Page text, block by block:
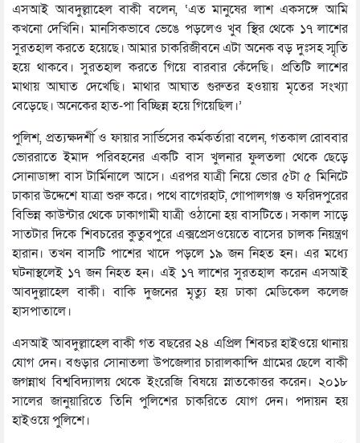
এসআই আবদুল্লাহেল বাকী বলেন, ‘এত মানুষের লাশ একসঙ্গে আমি
কখনো দেখিনি। মানসিকভাবে ভেঙে পড়লেও খুব স্থির থেকে ১৭ লাশের
সুরতহাল করতে হয়েছে। আমার চাকরিজীবনে এটা অনেক বড় দুঃসহ স্মৃতি
হয়ে থাকবে। সুরতহাল করতে গিয়ে বারবার কেঁদেছি। প্রতিটি লাশের
মাথায় আঘাত দেখেছি। মাথার আঘাত গুরুতর হওয়ায় মৃতের সংখ্যা
বেড়েছে। অনেকের হাত-পা বিচ্ছিন্ন হয়ে গিয়েছিল।’
পুলিশ, প্রত্যক্ষদর্শী ও ফায়ার সার্ভিসের কর্মকর্তারা বলেন, গতকাল রোববার
ভোররাতে ইমাদ পরিবহনের একটি বাস খুলনার ফুলতলা থেকে ছেড়ে
সোনাডাঙ্গা বাস টার্মিনালে আসে। এরপর যাত্রী নিয়ে ভোর ৫টা ৫ মিনিটে
ঢাকার উদ্দেশে যাত্রা শুরু করে। পথে বাগেরহাট, গোপালগঞ্জ ও ফরিদপুরের
বিভিন্ন কাউন্টার থেকে ঢাকাগামী যাত্রী ওঠানো হয় বাসটিতে। সকাল সাড়ে
সাতটার দিকে শিবচরের কুতুবপুরে এক্সপ্রেসওয়েতে বাসের চালক নিয়ন্ত্রণ
হারান। তখন বাসটি পাশের খাদে পড়লে ১৯ জন নিহত হন। এর মধ্যে
ঘটনাস্থলেই ১৭ জন নিহত হন। এই ১৭ লাশের সুরতহাল করেন এসআই
আবদুল্লাহেল বাকী। বাকি দুজনের মৃত্যু হয় ঢাকা মেডিকেল কলেজ
হাসপাতালে।
এসআই আবদুল্লাহেল বাকী গত বছরের ২৪ এপ্রিল শিবচর হাইওয়ে থানায়
যোগ দেন। বগুড়ার সোনাতলা উপজেলার চারালকান্দি গ্রামের ছেলে বাকী
জগন্নাথ বিশ্ববিদ্যালয় থেকে ইংরেজি বিষয়ে স্নাতকোত্তর করেন। ২০১৮
সালের জানুয়ারিতে তিনি পুলিশের চাকরিতে যোগ দেন। পদায়ন হয়
হাইওয়ে পুলিশে।